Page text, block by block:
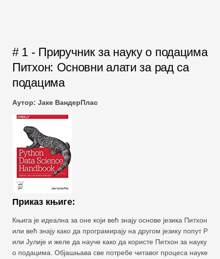
# 1 - Приручник за науку о подацима
Питхон: Основни алати за рад са
подацима
Аутор: Јаке ВандерПлас
Приказ књиге:
Књига је идеална за оне који већ знају основе језика Питхон
или већ знају како да програмирају на другом језику попут Р
или Јулије и желе да науче како да користе Питхон за науку
о подацима. Објашњава све потребе читавог процеса науке